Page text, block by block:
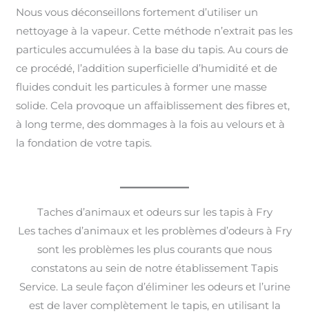
Nous vous déconseillons fortement d’utiliser un
nettoyage à la vapeur. Cette méthode n’extrait pas les
particules accumulées à la base du tapis. Au cours de
ce procédé, l’addition superficielle d’humidité et de
fluides conduit les particules à former une masse
solide. Cela provoque un affaiblissement des fibres et,
à long terme, des dommages à la fois au velours et à
la fondation de votre tapis.
Taches d’animaux et odeurs sur les tapis à Fry
Les taches d’animaux et les problèmes d’odeurs à Fry
sont les problèmes les plus courants que nous
constatons au sein de notre établissement Tapis
Service. La seule façon d’éliminer les odeurs et l’urine
est de laver complètement le tapis, en utilisant la